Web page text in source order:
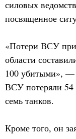
силовых
посвященное
«Потери ВСУ при
области
100 убитыми», —
ВСУ потеряли 54
семь танков.
Кроме того, он